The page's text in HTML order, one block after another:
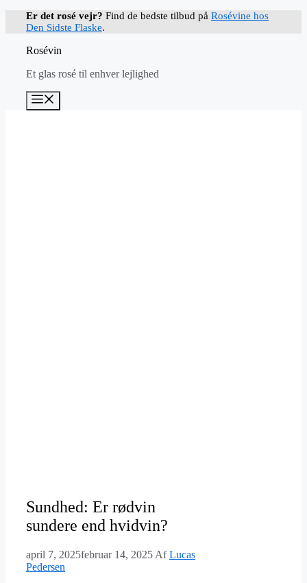
Er det rosé vejr? Find de bedste tilbud på Rosévine hos
Den Sidste Flaske.
Rosévin
Et glas rosé til enhver lejlighed
Sundhed: Er rødvin
sundere end hvidvin?
april 7, 2025februar 14, 2025 AfLucas
Pedersen